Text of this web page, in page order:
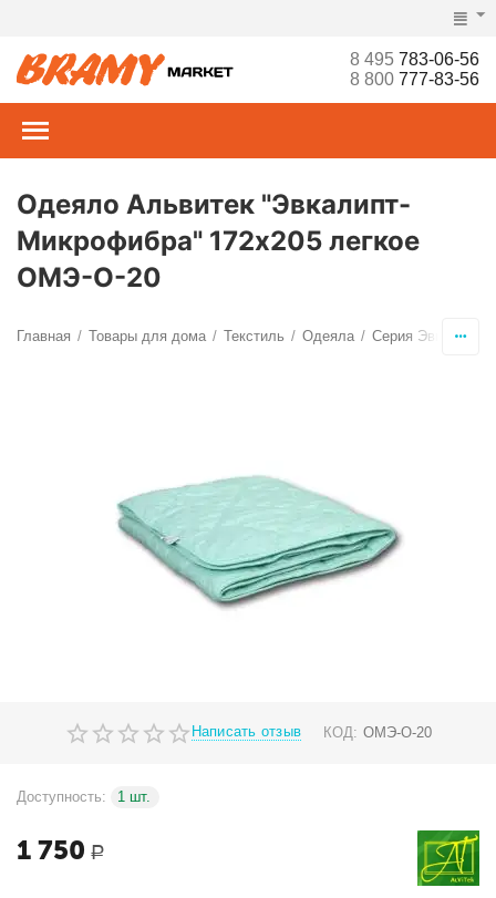
8 495783-06-56
8 800777-83-56
Одеяло Альвитек "Эвкалипт-
Микрофибра" 172х205 легкое
ОМЭ-О-20
Главная / Товары для дома / Текстиль / Одеяла / Серия Эвкалипт
Написать отзыв КОД: ОМЭ-О-20
Доступность: 1 шт.
1 750 Р